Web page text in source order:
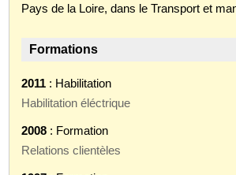
Pays de la Loire, dans le Transport et
Formations
2011 : Habilitation
Habilitation éléctrique
2008 : Formation
Relations clientèles